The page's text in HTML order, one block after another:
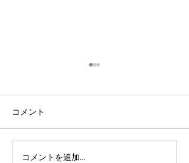
ヘス&あかね夫妻 ２人展
コメント
コメントを追加…